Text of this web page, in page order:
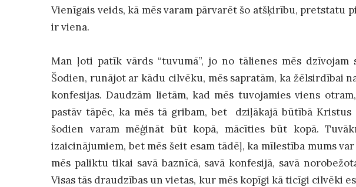
Vienīgais veids, kā mēs varam pārvarēt šo atšķirību, pretstatu
ir viena.
Man ļoti patīk vārds “tuvumā”, jo no tālienes mēs dzīvojam
Šodien, runājot ar kādu cilvēku, mēs sapratām, ka žēlsirdībai
konfesijas. Daudzām lietām, kad mēs tuvojamies viens
pastāv tāpēc, ka mēs tā gribam, bet dziļākajā būtībā
šodien varam mēģināt būt kopā, mācīties būt kopā.
izaicinājumiem, bet mēs šeit esam tādēļ, ka mīlestība mums
mēs paliktu tikai savā baznīcā, savā konfesijā, savā
Visas tās draudzības un vietas, kur mēs kopīgi kā ticīgi cilvēki